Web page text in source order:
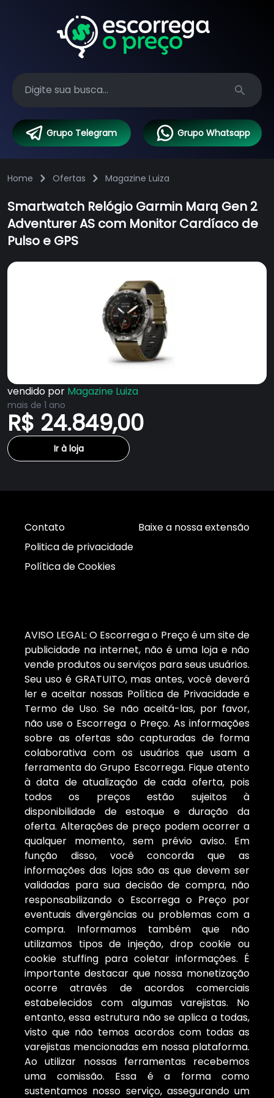
Search
Grupo Telegram Grupo Whatsapp
Home Ofertas Magazine Luiza
Smartwatch Relógio Garmin Marq Gen 2
Adventurer AS com Monitor Cardíaco de
Pulso e GPS
vendido por Magazine Luiza
mais de 1 ano
R$ 24.849,00
Ir à loja
Contato
Politica de privacidade
Política de Cookies
Baixe a nossa extensão
AVISO LEGAL: O Escorrega o Preço é um site de
publicidade na internet, não é uma loja e não
vende produtos ou serviços para seus usuários.
Seu uso é GRATUITO, mas antes, você deverá
ler e aceitar nossas Política de Privacidade e
Termo de Uso. Se não aceitá-las, por favor,
não use o Escorrega o Preço. As informações
sobre as ofertas são capturadas de forma
colaborativa com os usuários que usam a
ferramenta do Grupo Escorrega. Fique atento
à data de atualização de cada oferta, pois
todos os preços estão sujeitos à
disponibilidade de estoque e duração da
oferta. Alterações de preço podem ocorrer a
qualquer momento, sem prévio aviso. Em
função disso, você concorda que as
informações das lojas são as que devem ser
validadas para sua decisão de compra, não
responsabilizando o Escorrega o Preço por
eventuais divergências ou problemas com a
compra. Informamos também que não
utilizamos tipos de injeção, drop cookie ou
cookie stuffing para coletar informações. É
importante destacar que nossa monetização
ocorre através de acordos comerciais
estabelecidos com algumas varejistas. No
entanto, essa estrutura não se aplica a todas,
visto que não temos acordos com todas as
varejistas mencionadas em nossa plataforma.
Ao utilizar nossas ferramentas recebemos
uma comissão. Essa é a forma como
sustentamos nosso serviço, assegurando um